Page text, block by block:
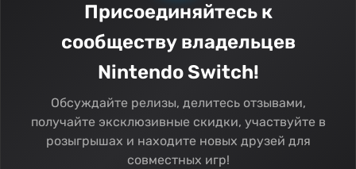
Присоединяйтесь к
сообществу владельцев
Nintendo Switch!
Обсуждайте релизы, делитесь отзывами,
получайте эксклюзивные скидки, участвуйте в
розыгрышах и находите новых друзей для
совместных игр!